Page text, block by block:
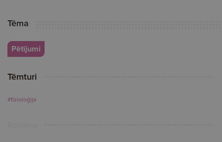
Tēma
Pētījumi
Tēmturi
#fizioloģija